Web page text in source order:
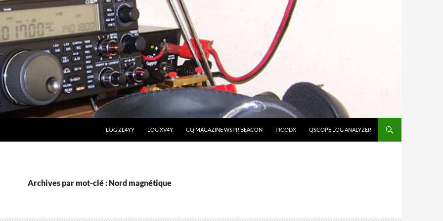
LOG ZL4YY LOG XV4Y CQ MAGAZINE WSPR BEACON PICODX QSCOPE LOG ANALYZER
Archives par mot-clé : Nord magnétique